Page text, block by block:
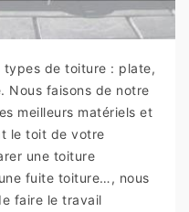
types de toiture : plate,
Nous faisons de notre
meilleurs matériels et
le toit de votre
une toiture
fuite toiture…, nous
faire le travail